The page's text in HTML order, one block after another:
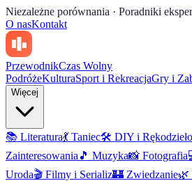
Niezależne porównania · Poradniki
O nasKontakt
PrzewodnikCzas Wolny
PodróżeKulturaSport i RekreacjaGry i
Więcej
📚 Literatura💃 Taniec🛠️ DIY i Rękodzieło
Zainteresowania 🎵 Muzyka📸 Fotografia
Uroda🎬 Filmy i Serializ🏰 Zwiedzanie🌿